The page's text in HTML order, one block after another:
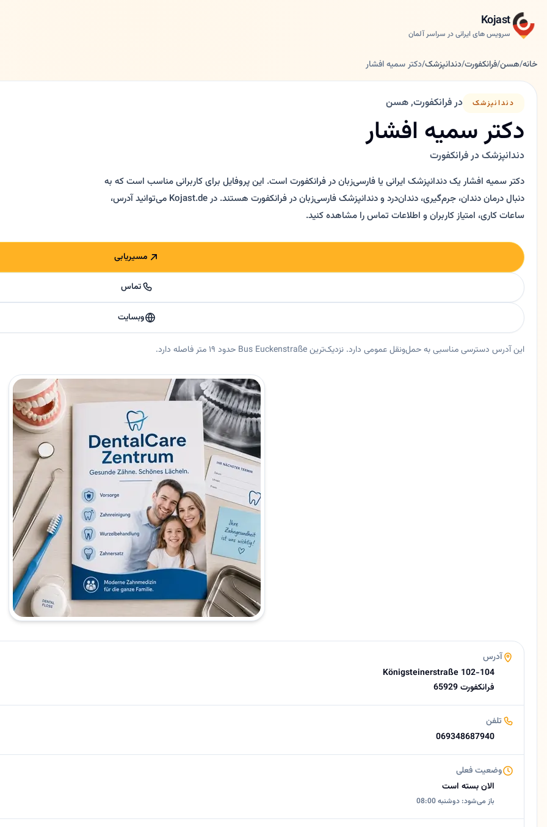
Kojast
سرویس های ایرانی در سراسر آلمان
خانه/هسن/فرانکفورت/دندانپزشک/دکتر سمیه افشار
دندانپزشک در فرانکفورت, هسن
دکتر سمیه افشار
دندانپزشک در فرانکفورت
دکتر سمیه افشار یک دندانپزشک ایرانی یا فارسی‌زبان در فرانکفورت است. این پروفایل برای کاربرانی مناسب است که به
دنبال درمان دندان، جرم‌گیری، دندان‌درد و دندانپزشک فارسی‌زبان در فرانکفورت هستند. در Kojast.de می‌توانید آدرس،
ساعات کاری، امتیاز کاربران و اطلاعات تماس را مشاهده کنید.
مسیریابی
تماس
وبسایت
این آدرس دسترسی مناسبی به حمل‌ونقل عمومی دارد. نزدیک‌ترین Bus Euckenstraße حدود ۱۹ متر فاصله دارد.
دندانپزشک دکتر سمیه افشار در فرانکفورت، هسن. دکتر سمیه افشار متخصص ارتودنسی در فرانکفورت هوکست 🟡 خلاصه کوتاه دکتر
5.0 (18 نظر از Google)
ساعات کاری امروز
بسته است
درباره سمیه افشار
آدرس
Königsteinerstraße 102-104
65929 فرانکفورت
تلفن
069348687940
وضعیت فعلی
الان بسته است
باز می‌شود: دوشنبه 08:00